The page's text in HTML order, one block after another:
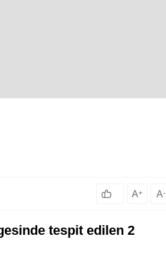
A+ A-
tespit edilen 2